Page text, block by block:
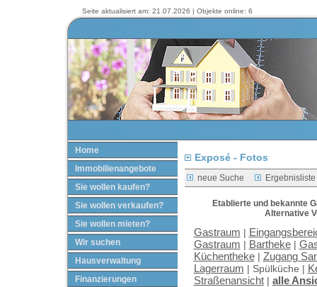
Seite aktualisiert am: 21.07.2026 | Objekte online: 6
Home
Immobilienangebote
Sie wollen kaufen?
Sie wollen verkaufen?
Sie wollen mieten?
Wir suchen
Hausverwaltung
Finanzierungen
Exposé - Fotos
neue Suche Ergebnisliste
Etablierte und bekannte
Alternative
Gastraum
Gastraum
Bartheke|
Küchentheke| Zugang
Lagerraum
Spülküche |
Straßenansicht| alle